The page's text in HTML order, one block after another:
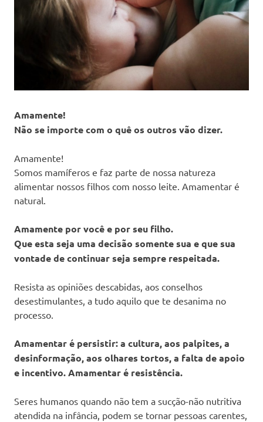
Amamente!
Não se importe com o quê os outros vão dizer.
Amamente!
Somos mamíferos e faz parte de nossa natureza
alimentar nossos filhos com nosso leite. Amamentar é
natural.
Amamente por você e por seu filho.
Que esta seja uma decisão somente sua e que sua
vontade de continuar seja sempre respeitada.
Resista as opiniões descabidas, aos conselhos
desestimulantes, a tudo aquilo que te desanima no
processo.
Amamentar é persistir: a cultura, aos palpites, a
desinformação, aos olhares tortos, a falta de apoio
e incentivo. Amamentar é resistência.
Seres humanos quando não tem a sucção-não nutritiva
atendida na infância, podem se tornar pessoas carentes,